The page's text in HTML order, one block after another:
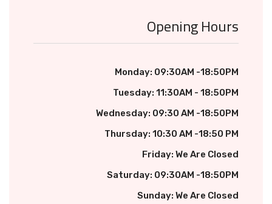
Opening Hours
Monday: 09:30AM -18:50PM
Tuesday: 11:30AM - 18:50PM
Wednesday: 09:30 AM -18:50PM
Thursday: 10:30 AM -18:50 PM
Friday: We Are Closed
Saturday: 09:30AM -18:50PM
Sunday: We Are Closed